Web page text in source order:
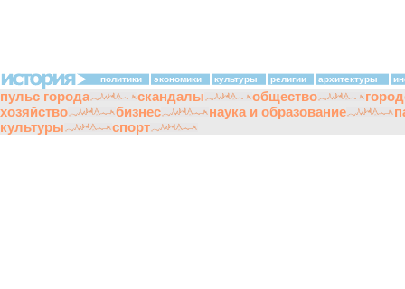
политики экономики культуры религии архитектуры
пульс города скандалы общество
хозяйство
бизнес наука и образование
культуры
спорт